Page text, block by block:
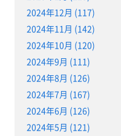
2024年12月 (117)
2024年11月 (142)
2024年10月 (120)
2024年9月 (111)
2024年8月 (126)
2024年7月 (167)
2024年6月 (126)
2024年5月 (121)